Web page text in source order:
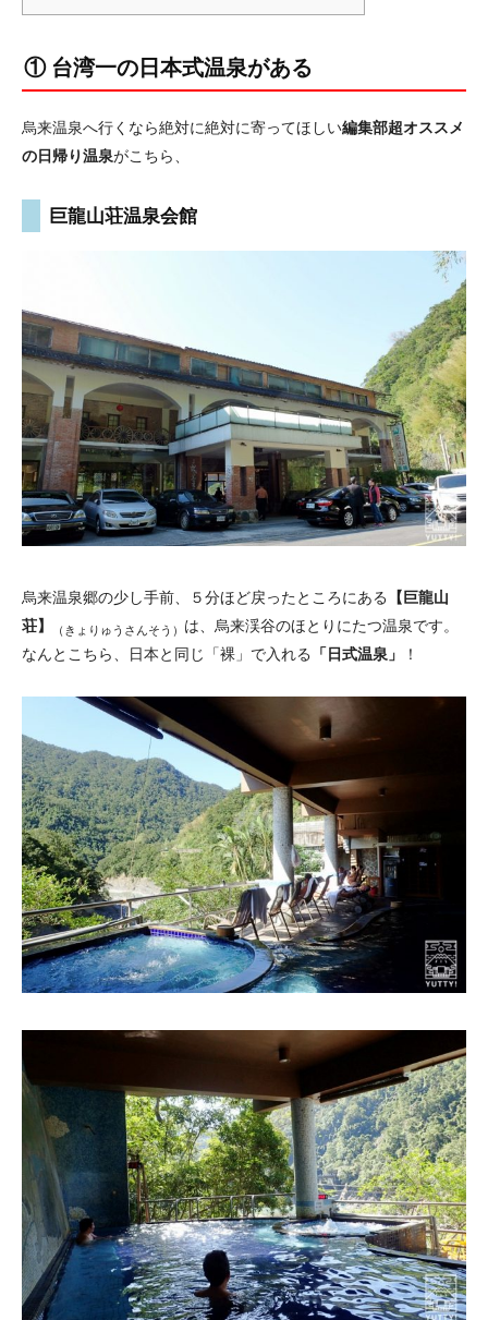
① 台湾一の日本式温泉がある
烏来温泉へ行くなら絶対に絶対に寄ってほしい編集部超オススメ
の日帰り温泉がこちら、
巨龍山荘温泉会館
烏来温泉郷の少し手前、５分ほど戻ったところにある
【巨龍山
荘】
（きょりゅうさんそう） は、烏来渓谷のほとりにたつ温泉です。
なんとこちら、日本と同じ「裸」で入れる
「日式温泉」 ！